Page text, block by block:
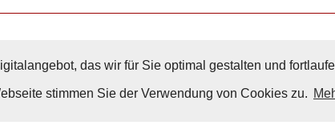
das wir für Sie optimal gestalten und
stimmen Sie der Verwendung von Cookies zu.
Nach Oben